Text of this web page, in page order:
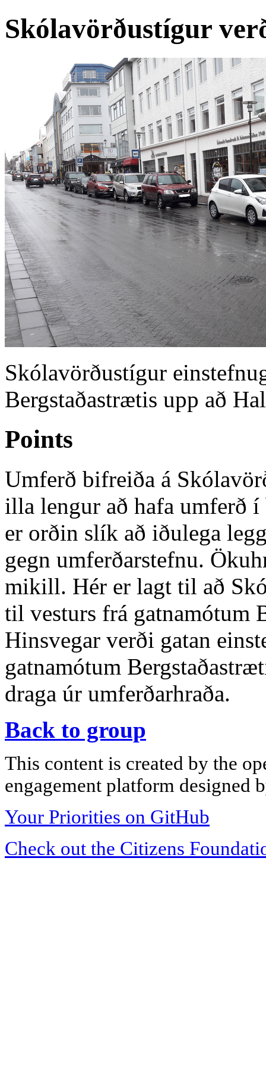
Skólavörðustígur
Skólavörðustígur
Bergstaðastrætis upp að
Points
Umferð bifreiða á
illa lengur að hafa umferð
er orðin slík að iðulega
gegn umferðarstefnu.
mikill. Hér er lagt til að
til vesturs frá gatnamótum
Hinsvegar verði gatan
gatnamótum
draga úr umferðarhraða.
Back to group
This content is created by the
engagement platform designed
Your Priorities on GitHub
Check out the Citizens